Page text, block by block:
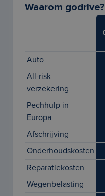
Waarom godrive?
Auto
All-risk
verzekering
Pechhulp in
Europa
Afschrijving
Onderhoudskosten
Reparatiekosten
Wegenbelasting